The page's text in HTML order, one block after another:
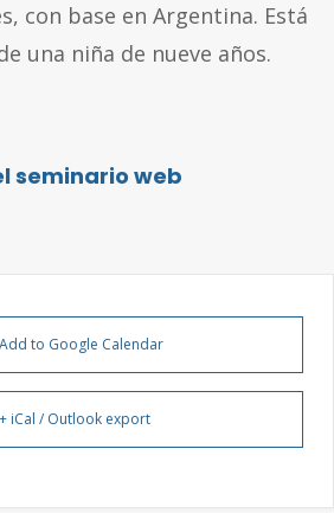
con base en Argentina. Está
una niña de nueve años.
seminario web
to Google Calendar
+ iCal / Outlook export